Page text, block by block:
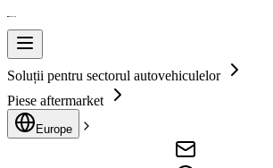
Soluții pentru sectorul autovehiculelor
Piese aftermarket
Europe